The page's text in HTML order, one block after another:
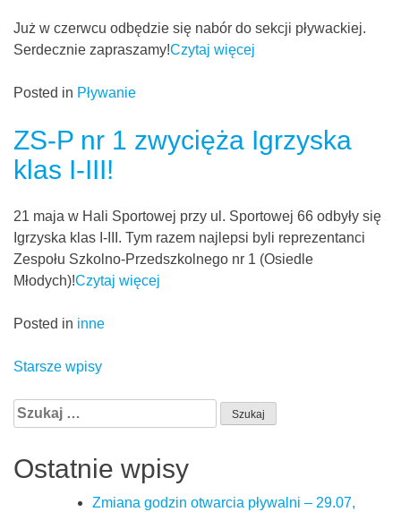
Już w czerwcu odbędzie się nabór do sekcji pływackiej.
Serdecznie zapraszamy!Czytaj więcej
Posted in Pływanie
ZS-P nr 1 zwycięża Igrzyska
klas I-III!
21 maja w Hali Sportowej przy ul. Sportowej 66 odbyły się
Igrzyska klas I-III. Tym razem najlepsi byli reprezentanci
Zespołu Szkolno-Przedszkolnego nr 1 (Osiedle
Młodych)!Czytaj więcej
Posted in inne
Nawigacja
po
wpisach
Starsze wpisy
Szukaj:
Ostatnie wpisy
Zmiana godzin otwarcia pływalni – 29.07,